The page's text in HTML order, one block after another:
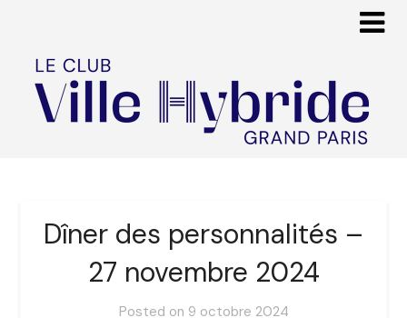
Dîner des personnalités –
27 novembre 2024
Posted on 9 octobre 2024